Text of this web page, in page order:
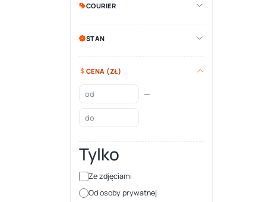
COURIER
STAN
CENA (ZŁ)
—
Tylko
Ze zdjęciami
Od osoby prywatnej